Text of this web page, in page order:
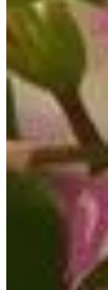
Pourquoi
Le compost se
nourrissantes
votre laurier-
organismes
Utiliser le
Pour maximiser
risques de
saison pour
L'impact du
En plus
pour un sol